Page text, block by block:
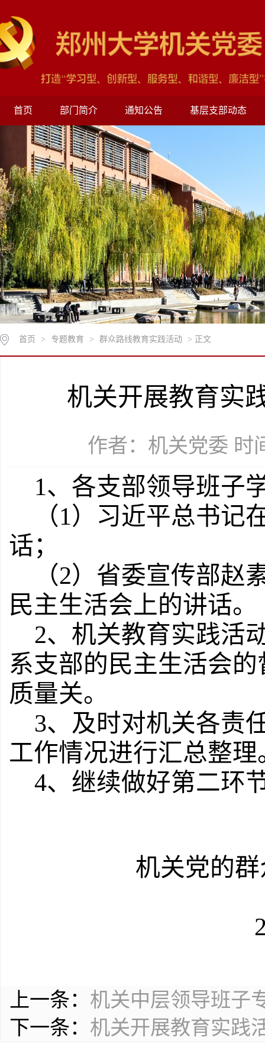
首页 部门简介 通知公告 基层支部动态
首页 > 专题教育 > 群众路线教育实践活动 > 正文
机关开展教育实
作者：机关党委 时
1、各支部领导班子
（1）习近平总书记
话；
（2）省委宣传部赵
民主生活会上的讲话。
2、机关教育实践活
系支部的民主生活会
质量关。
3、及时对机关各责
工作情况进行汇总整理
4、继续做好第二
机关党的群众路
上一条： 机关中层领导班子
下一条： 机关开展教育实践